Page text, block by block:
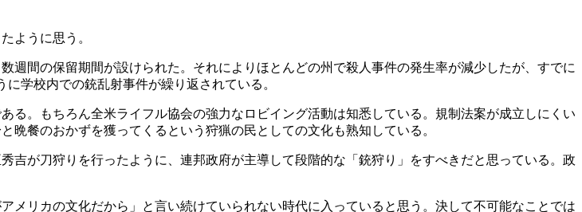
ように思う。
週間の保留期間が設けられた。それによりほとんどの州で殺人事件の発生率が減少したが、すでに
学校内での銃乱射事件が繰り返されている。
る。もちろん全米ライフル協会の強力なロビイング活動は知悉している。規制法案が成立しにくい
餐のおかずを獲ってくるという狩猟の民としての文化も熟知している。
吉が刀狩りを行ったように、連邦政府が主導して段階的な「銃狩り」をすべきだと思っている。政
メリカの文化だから」と言い続けていられない時代に入っていると思う。決して不可能なことでは